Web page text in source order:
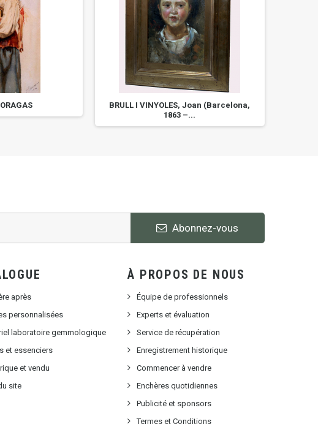
BRULL I VINYOLES, Joan (Barcelona,
1863 –...
Abonnez-vous
après
personnalisées
laboratoire gemmologique
et essenciers
et vendu
site
À PROPOS DE NOUS
Équipe de professionnels
Experts et évaluation
Service de récupération
Enregistrement historique
Commencer à vendre
Enchères quotidiennes
Publicité et sponsors
Termes et Conditions